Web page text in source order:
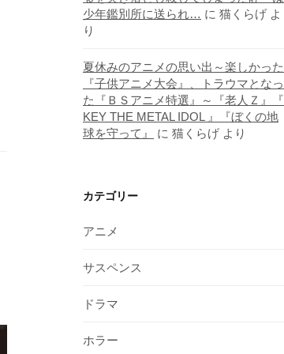
少年鑑別所に送られ… に 猫くらげ よ
り
夏休みのアニメの思い出～楽しかった
『子供アニメ大会』、トラウマとなっ
た『ＢＳアニメ特選』～『老人Ｚ』『
KEY THE METAL IDOL 』『ぼくの地
球を守って』
に 猫くらげ より
カテゴリー
アニメ
サスペンス
ドラマ
ホラー